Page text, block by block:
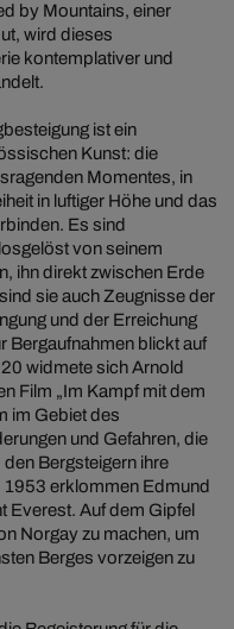
by Mountains, einer
wird dieses
kontemplativer und
ist ein
Kunst: die
Momentes, in
in luftiger Höhe und das
Es sind
von seinem
ihn direkt zwischen Erde
sie auch Zeugnisse der
und der Erreichung
Bergaufnahmen blickt auf
widmete sich Arnold
Film „Im Kampf mit dem
im Gebiet des
und Gefahren, die
Bergsteigern ihre
1953 erklommen Edmund
Everest. Auf dem Gipfel
Norgay zu machen, um
Berges vorzeigen zu